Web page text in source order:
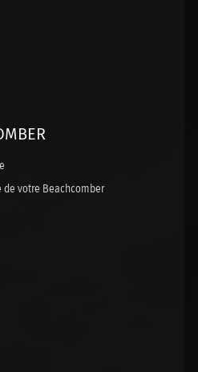
de votre Beachcomber